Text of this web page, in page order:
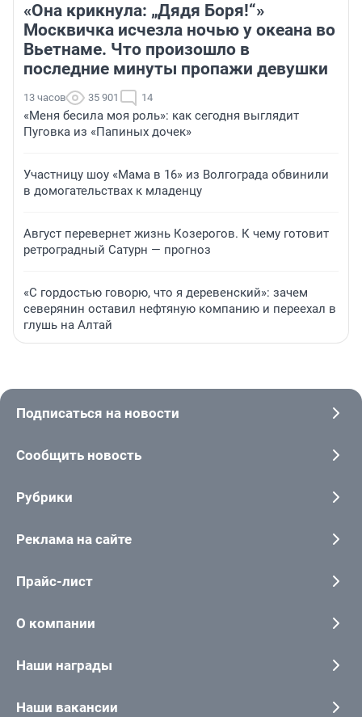
«Она крикнула: „Дядя Боря!“»
Москвичка исчезла ночью у океана во
Вьетнаме. Что произошло в
последние минуты пропажи девушки
13 часов 35 901 14
«Меня бесила моя роль»: как сегодня выглядит
Пуговка из «Папиных дочек»
Участницу шоу «Мама в 16» из Волгограда обвинили
в домогательствах к младенцу
Август перевернет жизнь Козерогов. К чему готовит
ретроградный Сатурн — прогноз
«С гордостью говорю, что я деревенский»: зачем
северянин оставил нефтяную компанию и переехал в
глушь на Алтай
Подписаться на новости
Сообщить новость
Рубрики
Реклама на сайте
Прайс-лист
О компании
Наши награды
Наши вакансии